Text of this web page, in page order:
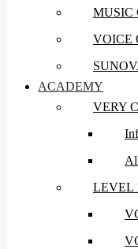
MUSIC
VOICE
ACADEMY
VERY
LEVEL